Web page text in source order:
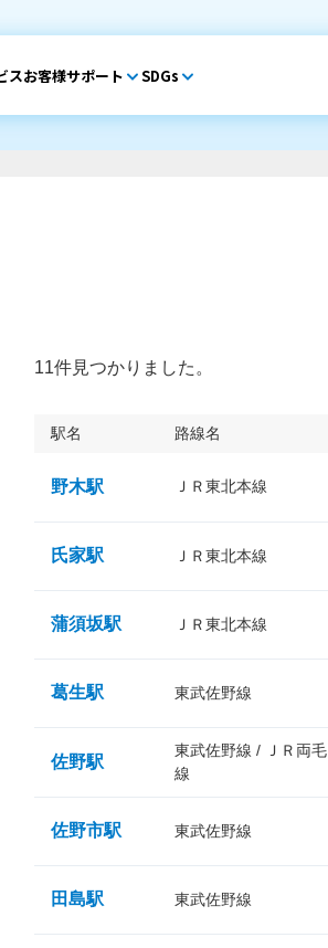
スお客様サポート SDGs
11件見つかりました。
駅名 路線名
野木駅 ＪＲ東北本線
氏家駅 ＪＲ東北本線
蒲須坂駅 ＪＲ東北本線
葛生駅 東武佐野線
佐野駅
東武佐野線 / ＪＲ両毛
線
佐野市駅 東武佐野線
田島駅 東武佐野線